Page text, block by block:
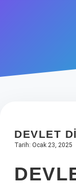
Hakkımızda
DEVLET
Tarih: Ocak 23, 2025